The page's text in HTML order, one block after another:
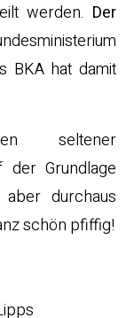
werden. Der
BKA hat damit
seltener
der Grundlage
aber durchaus
schön pfiffig!